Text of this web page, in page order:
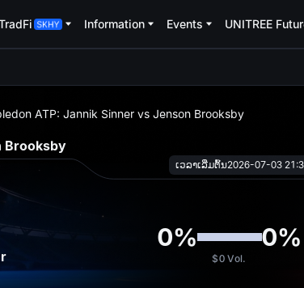
Information Events UNITREE
ATP: Jannik Sinner vs Jenson Brooksby
Brooksby
ເວລາເລີ່ມຕົ້ນ2026-07-03
0% 0%
$0 Vol.